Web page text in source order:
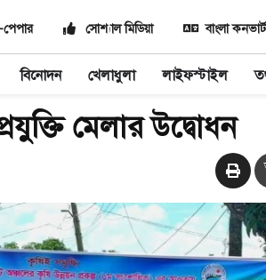
সোশ্যাল মিডিয়া বাংলা
বিনোদন খেলাধুলা লাইফস্টাইল
মেলার উদ্বোধন